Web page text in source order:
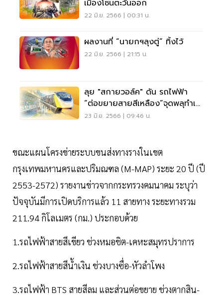
เมืองโซนตะวันออก
22 มิ.ย. 2566 | 00:31 น.
ผลงานที่ “นายกฯลุงตู่” ทิ้งไว้
22 มิ.ย. 2566 | 21:15 น.
ลุย "สกายวอล์ค" ดัน รถไฟฟ้า
“ต่อขยายสายสีเหลือง”จุดพลุทำเล
ทอง
23 มิ.ย. 2566 | 09:46 น.
ขณะแผนโครงข่ายระบบขนส่งทางรางในเขต
กรุงเทพมหานครและปริมณฑล (M-MAP) ระยะ 20 ปี (ปี
2553-2572) รายงานข่าวจากกระทรวงคมนาคม ระบุว่า
ปัจจุบันมีการเปิดบริการแล้ว 11 สายทาง ระยะทางรวม
211.94 กิโลเมตร (กม.) ประกอบด้วย
1.รถไฟฟ้าสายสีเขียว ช่วงหมอชิต-เคหะสมุทรปราการ
2.รถไฟฟ้าสายสีน้ำเงิน ช่วงบางซื่อ-หัวลำโพง
3.รถไฟฟ้า BTS สายสีลม และส่วนต่อขยาย ช่วงตากสิน-